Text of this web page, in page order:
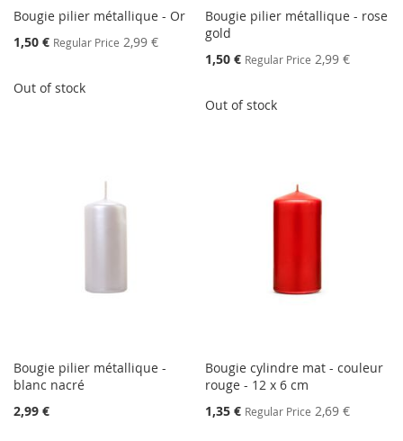
Bougie pilier métallique - Or
Special
1,50 € Regular Price 2,99 €
Out of stock
Bougie pilier métallique - rose
gold
Special
1,50 € Regular Price 2,99 €
Out of stock
Bougie pilier métallique -
blanc nacré
2,99 €
Bougie cylindre mat - couleur
rouge - 12 x 6 cm
Special
1,35 € Regular Price 2,69 €